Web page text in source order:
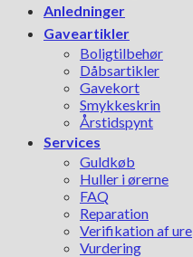
Anledninger
Gaveartikler
Boligtilbehør
Dåbsartikler
Gavekort
Smykkeskrin
Årstidspynt
Services
Guldkøb
Huller i ørerne
FAQ
Reparation
Verifikation af ure
Vurdering